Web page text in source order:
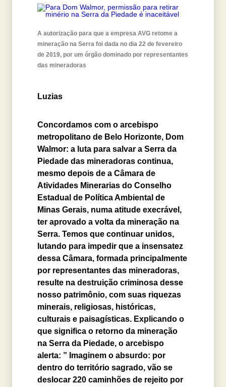
A autorização para que a empresa AVG retome a
mineração na Serra foi dada no dia 22 de fevereiro
de 2019, por um órgão dominado por representantes
das mineradoras
Luzias
Concordamos com o arcebispo
metropolitano de Belo Horizonte, Dom
Walmor: a luta para salvar a Serra da
Piedade das mineradoras continua,
mesmo depois de a Câmara de
Atividades Minerarias do Conselho
Estadual de Política Ambiental de
Minas Gerais, numa atitude execrável,
ter aprovado a volta da mineração na
Serra. Temos que continuar unidos,
lutando para impedir que a insensatez
dessa Câmara, formada principalmente
por representantes das mineradoras,
resulte na destruição criminosa desse
nosso patrimônio, com suas riquezas
minerais, religiosas, históricas,
culturais e paisagísticas. Explicando o
que significa o retorno da mineração
na Serra da Piedade, o arcebispo
alerta: ” Imaginem o absurdo: por
dentro do território sagrado, vão se
deslocar 220 caminhões de rejeito por